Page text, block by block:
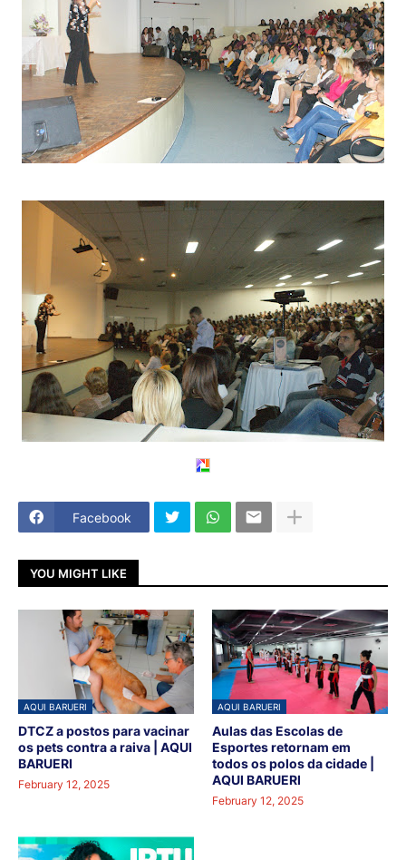
Facebook
YOU MIGHT LIKE
AQUI BARUERI
DTCZ a postos para vacinar
os pets contra a raiva | AQUI
BARUERI
February 12, 2025
AQUI BARUERI
Aulas das Escolas de
Esportes retornam em
todos os polos da cidade |
AQUI BARUERI
February 12, 2025